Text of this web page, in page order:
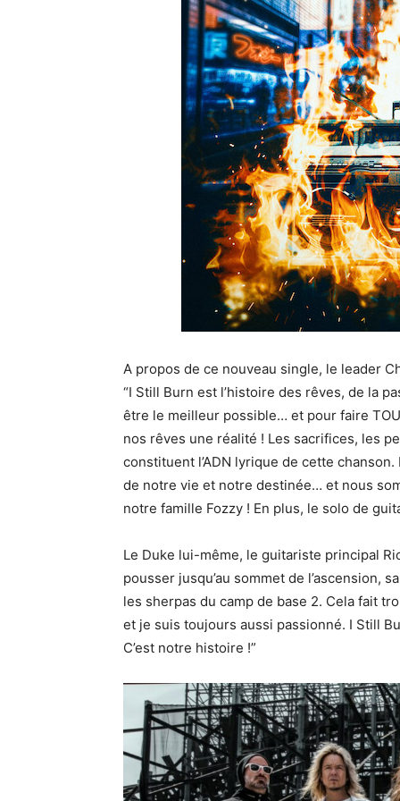
A propos de ce nouveau single, le leader
“I Still Burn est l’histoire des rêves, de la
être le meilleur possible… et pour faire
nos rêves une réalité ! Les sacrifices, les
constituent l’ADN lyrique de cette
de notre vie et notre destinée… et nous
notre famille Fozzy ! En plus, le solo de
Le Duke lui-même, le guitariste principal
pousser jusqu’au sommet de l’ascension,
les sherpas du camp de base 2. Cela fait
et je suis toujours aussi passionné. I Still
C’est notre histoire !”